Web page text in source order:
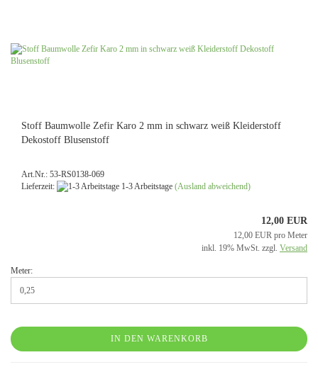
Stoff Baumwolle Zefir Karo 2 mm in schwarz weiß Kleiderstoff
Dekostoff Blusenstoff
Art.Nr.: 53-RS0138-069
Lieferzeit:
1-3 Arbeitstage (Ausland abweichend)
12,00 EUR
12,00 EUR pro Meter
inkl. 19% MwSt. zzgl. Versand
Meter:
IN DEN WARENKORB